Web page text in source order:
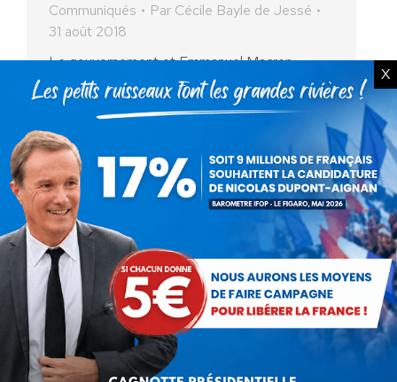
Communiqués Par Cécile Bayle de Jessé
31 août 2018
Le gouvernement et Emmanuel Macron
commence à paniquer devant les nombreuses
incohérences et injustices du prélèvement sur
les salaires de l’impôt sur le revenu.
L’objection faite par les « pro-prélèvement à…
Bien-être animal : Debout La
France dénonce l’hypocrisie et
X